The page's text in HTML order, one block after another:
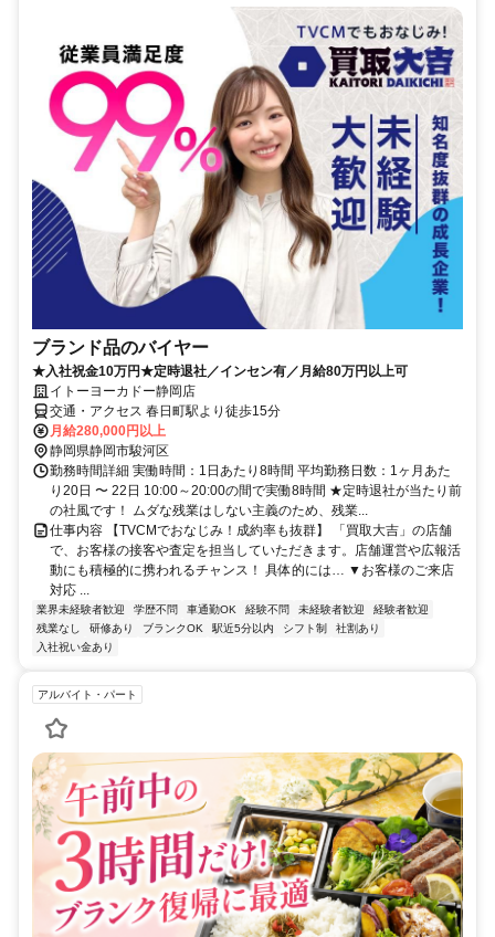
ブランド品のバイヤー
★入社祝金10万円★定時退社／インセン有／月給80万円以上可
イトーヨーカドー静岡店
交通・アクセス 春日町駅より徒歩15分
月給280,000円以上
静岡県静岡市駿河区
勤務時間詳細 実働時間：1日あたり8時間 平均勤務日数：1ヶ月あた
り20日 〜 22日 10:00～20:00の間で実働8時間 ★定時退社が当たり前
の社風です！ ムダな残業はしない主義のため、残業...
仕事内容 【TVCMでおなじみ！成約率も抜群】 「買取大吉」の店舗
で、お客様の接客や査定を担当していただきます。店舗運営や広報活
動にも積極的に携われるチャンス！ 具体的には… ▼お客様のご来店
対応 ...
業界未経験者歓迎 学歴不問 車通勤OK 経験不問 未経験者歓迎
経験者歓迎
残業なし
研修あり ブランクOK 駅近5分以内 シフト制
社割あり
入社祝い金あり
アルバイト・パート